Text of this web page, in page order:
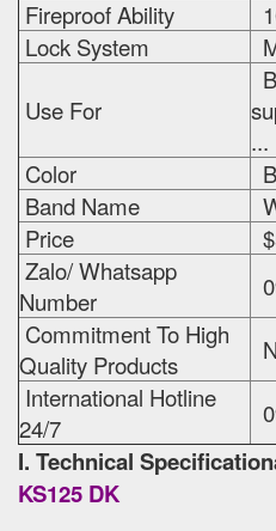
Fireproof Ability
Lock System
Use For
...
Color
Band Name
Price
Zalo/ Whatsapp
Number
Commitment To High
Quality Products
International Hotline
24/7
I. Technical
KS125 DK